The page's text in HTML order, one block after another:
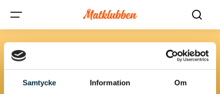
Samtycke Information Om
Panerad
Panerade rätter ger en härlig krispighet och är alltid en hit.